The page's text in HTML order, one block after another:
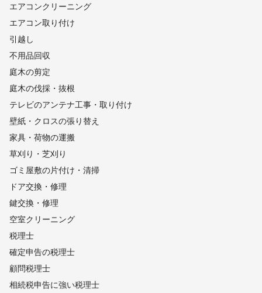
エアコンクリーニング
エアコン取り付け
引越し
不用品回収
庭木の剪定
庭木の伐採・抜根
テレビのアンテナ工事・取り付け
壁紙・クロスの張り替え
家具・荷物の運搬
草刈り・芝刈り
ゴミ屋敷の片付け・清掃
ドア交換・修理
鍵交換・修理
空室クリーニング
税理士
確定申告の税理士
顧問税理士
相続税申告に強い税理士